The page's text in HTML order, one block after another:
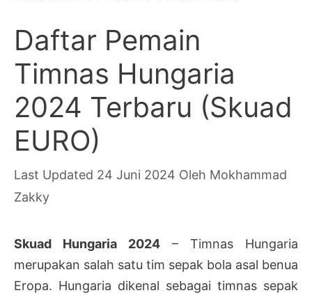
Daftar Pemain
Timnas Hungaria
2024 Terbaru (Skuad
EURO)
24 Juni 2024 Oleh Mokhammad
Zakky
Skuad Hungaria 2024 – Timnas Hungaria
merupakan salah satu tim sepak bola asal benua
Eropa. Hungaria dikenal sebagai timnas sepak